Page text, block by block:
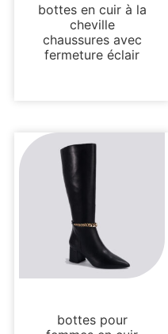
bottes en cuir à la
cheville
chaussures avec
fermeture éclair
bottes pour